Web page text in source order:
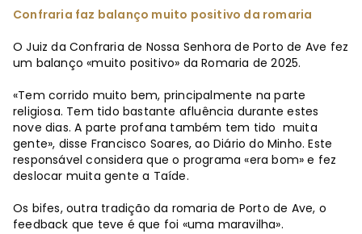
Confraria faz balanço muito positivo da romaria
O Juiz da Confraria de Nossa Senhora de Porto de Ave fez
um balanço «muito positivo» da Romaria de 2025.
«Tem corrido muito bem, principalmente na parte
religiosa. Tem tido bastante afluência durante estes
nove dias. A parte profana também tem tido muita
gente», disse Francisco Soares, ao Diário do Minho. Este
responsável considera que o programa «era bom» e fez
deslocar muita gente a Taíde.
Os bifes, outra tradição da romaria de Porto de Ave, o
feedback que teve é que foi «uma maravilha».